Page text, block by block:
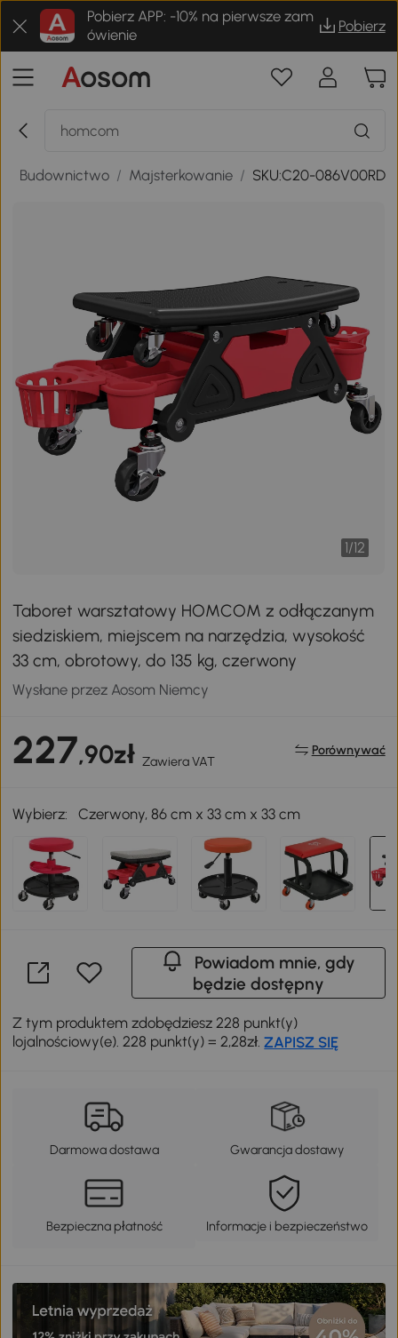
Pobierz APP: -10% na pierwsze zam
ówienie
Pobierz
Budownictwo / Majsterkowanie / SKU:C20-086V00RD
1/12
Taboret warsztatowy HOMCOM z odłączanym
siedziskiem, miejscem na narzędzia, wysokość
33 cm, obrotowy, do 135 kg, czerwony
Wysłane przez Aosom Niemcy
227,90zł Zawiera VAT
Porównywać
Wybierz: Czerwony, 86 cm x 33 cm x 33 cm
Powiadom mnie, gdy
będzie dostępny
Z tym produktem zdobędziesz 228 punkt(y)
lojalnościowy(e). 228 punkt(y) = 2,28zł.ZAPISZ SIĘ
Darmowa dostawa Gwarancja dostawy
Bezpieczna płatność Informacje i bezpieczeństwo